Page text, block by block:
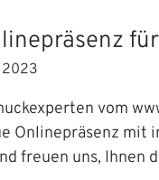
2023
vom
Onlinepräsenz
freuen uns, Ihnen